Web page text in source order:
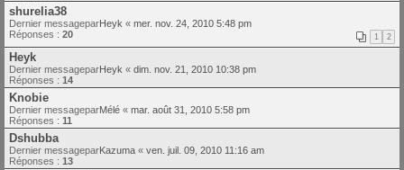
shurelia38
Dernier messageparHeyk « mer. nov. 24, 2010 5:48 pm
Réponses : 20 1 2
Heyk
Dernier messageparHeyk « dim. nov. 21, 2010 10:38 pm
Réponses : 14
Knobie
Dernier messageparMélé « mar. août 31, 2010 5:58 pm
Réponses : 11
Dshubba
Dernier messageparKazuma « ven. juil. 09, 2010 11:16 am
Réponses : 13